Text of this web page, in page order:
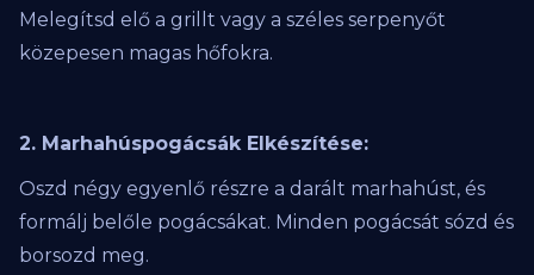
Melegítsd elő a grillt vagy a széles serpenyőt
közepesen magas hőfokra.
2. Marhahúspogácsák Elkészítése:
Oszd négy egyenlő részre a darált marhahúst, és
formálj belőle pogácsákat. Minden pogácsát sózd és
borsozd meg.